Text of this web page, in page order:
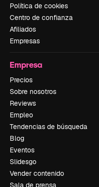
Política de cookies
Centro de confianza
Afiliados
Empresas
Empresa
Precios
Sobre nosotros
Reviews
Empleo
Tendencias de búsqueda
Blog
Eventos
Slidesgo
Vender contenido
Sala de prensa